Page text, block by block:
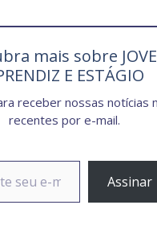
mais sobre
E ESTÁGIO
receber nossas notícias
recentes por e-mail.
Assinar